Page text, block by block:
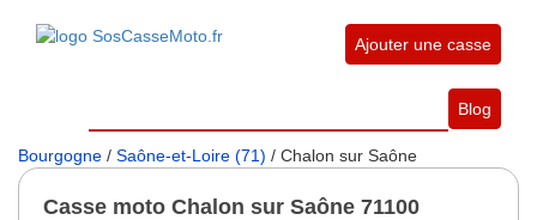
Ajouter une casse
Blog
Bourgogne / Saône-et-Loire (71) / Chalon sur Saône
Casse moto Chalon sur Saône 71100